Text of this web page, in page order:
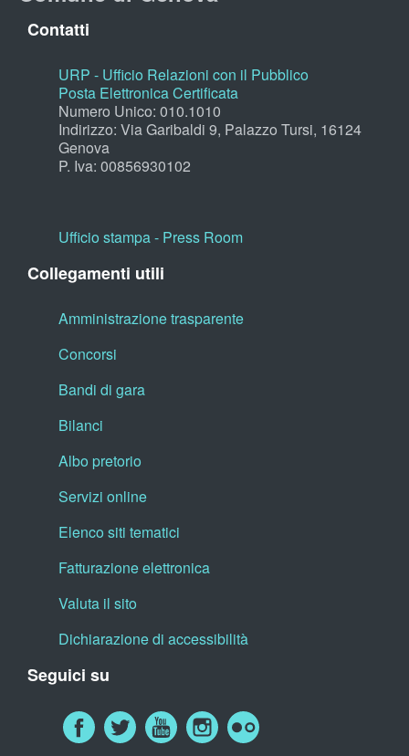
Contatti
URP - Ufficio Relazioni con il Pubblico
Posta Elettronica Certificata
Numero Unico: 010.1010
Indirizzo: Via Garibaldi 9, Palazzo Tursi, 16124
Genova
P. Iva: 00856930102
Ufficio stampa - Press Room
Collegamenti utili
Amministrazione trasparente
Concorsi
Bandi di gara
Bilanci
Albo pretorio
Servizi online
Elenco siti tematici
Fatturazione elettronica
Valuta il sito
Dichiarazione di accessibilità
Seguici su